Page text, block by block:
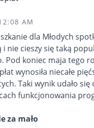
AM
dla Młodych
i nie cieszy się taką
Pod koniec maja tego
wynosiła niecałe
Taki wynik udało się
funkcjonowania
za mało